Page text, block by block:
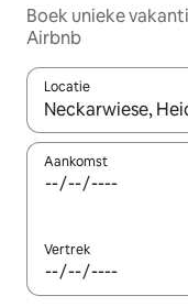
Boek unieke
Airbnb
Locatie
Wanneer er
Aankomst
Vertrek